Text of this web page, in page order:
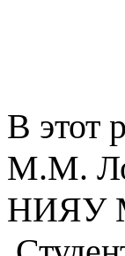
В этот
М.М.
НИЯУ